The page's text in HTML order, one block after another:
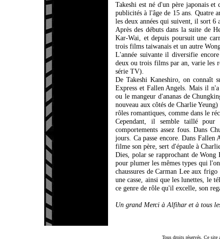
Takeshi est né d'un père japonais
publicités à l'âge de 15 ans. Quatre
les deux années qui suivent, il sort 6
Après des débuts dans la suite de
Kar-Wai, et depuis poursuit une
trois films taiwanais et un autre
L'année suivante il diversifie
deux ou trois films par an, varie les
série TV).
De Takeshi Kaneshiro, on connaît
Express et Fallen Angels. Mais il
ou le mangeur d'ananas de
nouveau aux côtés de Charlie
rôles romantiques, comme dans le
Cependant, il semble taillé
comportements assez fous. Dans
jours. Ca passe encore. Dans Fallen
filme son père, sert d'épaule à
Dies, polar se rapprochant de
pour plumer les mêmes types qui
chaussures de Carman Lee aux
une casse, ainsi que les lunettes, le
ce genre de rôle qu'il excelle, son
Un grand Merci à Alfihar et à tous
Tous droits réservés. Ce site